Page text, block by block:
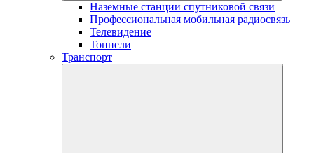
Наземные станции спутниковой связи
Профессиональная мобильная радиосвязь
Телевидение
Тоннели
Транспорт